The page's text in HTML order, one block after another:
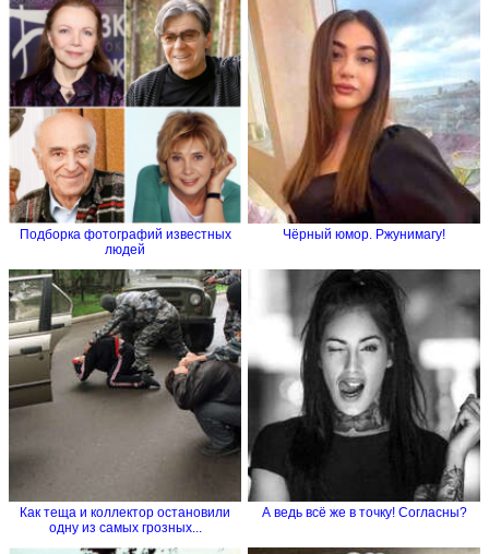
Подборка фотографий известных
людей
Чёрный юмор. Ржунимагу!
Как теща и коллектор остановили
одну из самых грозных...
А ведь всё же в точку! Согласны?